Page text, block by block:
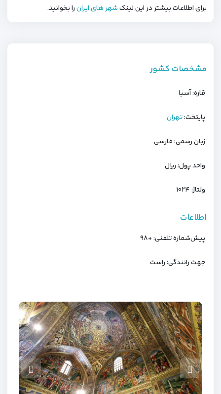
برای اطلاعات بیشتر در این لینکشهر های ایرانرا بخوانید.
مشخصات کشور
قاره: آسیا
پایتخت:تهران
زبان رسمی: فارسی
واحد پول: ریال
ولتاژ: ۱۰۲۴
اطلاعات
پیش‌شماره تلفنی: +۹۸
جهت رانندگی: راست